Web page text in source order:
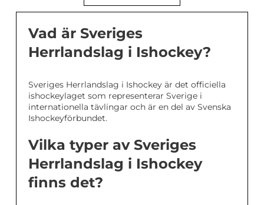
Vad är Sveriges
Herrlandslag i Ishockey?
Sveriges Herrlandslag i Ishockey är det officiella
ishockeylaget som representerar Sverige i
internationella tävlingar och är en del av Svenska
Ishockeyförbundet.
Vilka typer av Sveriges
Herrlandslag i Ishockey
finns det?